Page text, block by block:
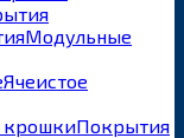
Модульные
Ячеистое
Покрытия